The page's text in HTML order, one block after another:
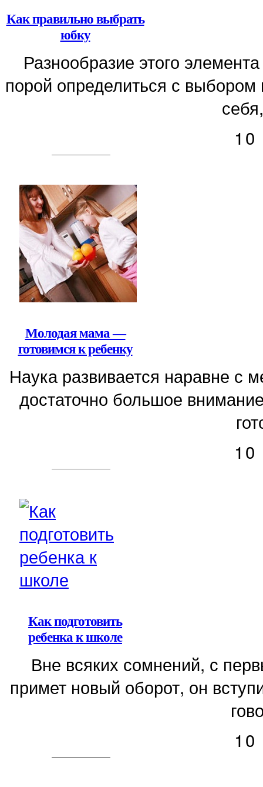
Как правильно выбрать
юбку
Разнообразие этого
порой определиться с
Молодая мама —
готовимся к ребенку
Наука развивается наравне с
достаточно большое
Как подготовить
ребенка к школе
Вне всяких сомнений, с
примет новый оборот, он